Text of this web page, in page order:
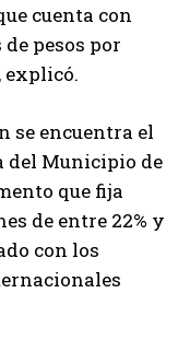
cuenta con
pesos por
explicó.
se encuentra el
del Municipio de
que fija
de entre 22% y
con los